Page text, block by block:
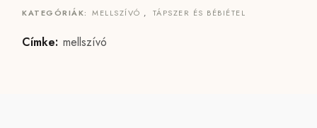
KATEGÓRIÁK: MELLSZÍVÓ , TÁPSZER ÉS BÉBIÉTEL
Címke: mellszívó